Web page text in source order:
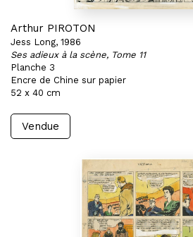
Arthur PIROTON
Jess Long, 1986
Ses adieux à la scène, Tome 11
Planche 3
Encre de Chine sur papier
52 x 40 cm
Vendue